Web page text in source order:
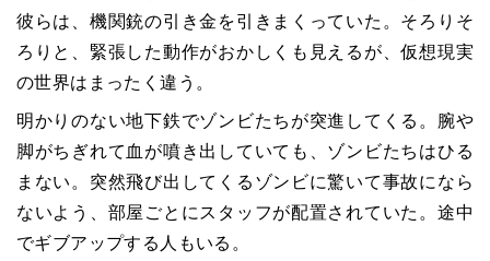
彼らは、機関銃の引き金を引きまくっていた。そろりそ
ろりと、緊張した動作がおかしくも見えるが、仮想現実
の世界はまったく違う。
明かりのない地下鉄でゾンビたちが突進してくる。腕や
脚がちぎれて血が噴き出していても、ゾンビたちはひる
まない。突然飛び出してくるゾンビに驚いて事故になら
ないよう、部屋ごとにスタッフが配置されていた。途中
でギブアップする人もいる。